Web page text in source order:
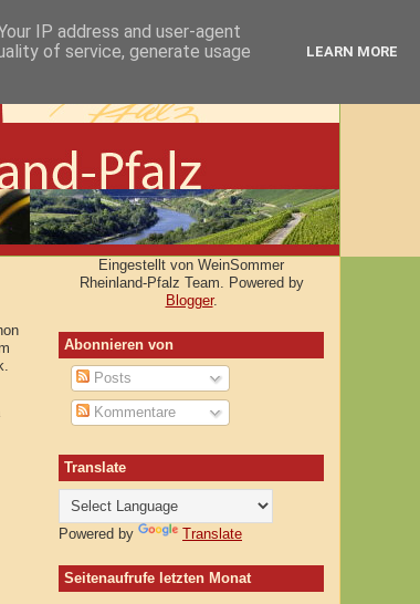
Eingestellt von WeinSommer
Rheinland-Pfalz Team. Powered by
Blogger.
Abonnieren von
Posts
Kommentare
Translate
Powered by Translate
Seitenaufrufe letzten Monat
IP address and user-agent
of service, generate usage
LEARN MORE